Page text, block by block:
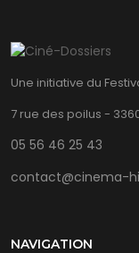
Une initiative du
7 rue des poilus -
05 56 46 25 43
contact@cinema-
NAVIGATION